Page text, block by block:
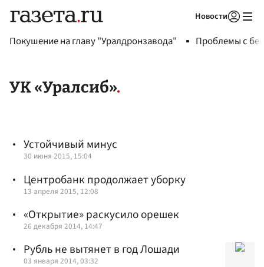
Новости
Покушение на главу "Уралдронзавода" Проблемы с
УК «Уралсиб»
Устойчивый минус
30 июня 2015, 15:04
Центробанк продолжает уборку
13 апреля 2015, 12:08
«Открытие» раскусило орешек
26 декабря 2014, 14:47
Рубль не вытянет в год Лошади
03 января 2014, 03:32